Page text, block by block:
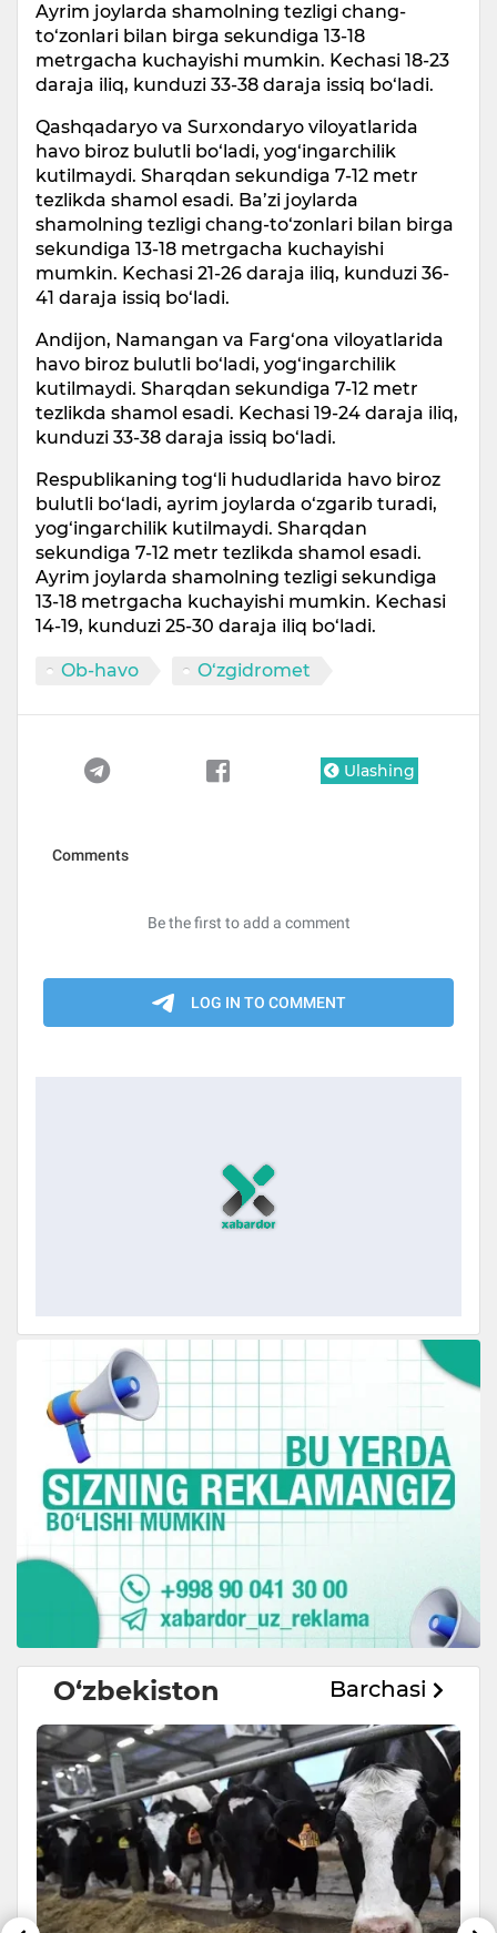
Ayrim joylarda shamolning tezligi chang-
to‘zonlari bilan birga sekundiga 13-18
metrgacha kuchayishi mumkin. Kechasi 18-23
daraja iliq, kunduzi 33-38 daraja issiq bo‘ladi.
Qashqadaryo va Surxondaryo viloyatlarida
havo biroz bulutli bo‘ladi, yog‘ingarchilik
kutilmaydi. Sharqdan sekundiga 7-12 metr
tezlikda shamol esadi. Ba’zi joylarda
shamolning tezligi chang-to‘zonlari bilan birga
sekundiga 13-18 metrgacha kuchayishi
mumkin. Kechasi 21-26 daraja iliq, kunduzi 36-
41 daraja issiq bo‘ladi.
Andijon, Namangan va Farg‘ona viloyatlarida
havo biroz bulutli bo‘ladi, yog‘ingarchilik
kutilmaydi. Sharqdan sekundiga 7-12 metr
tezlikda shamol esadi. Kechasi 19-24 daraja iliq,
kunduzi 33-38 daraja issiq bo‘ladi.
Respublikaning tog‘li hududlarida havo biroz
bulutli bo‘ladi, ayrim joylarda o‘zgarib turadi,
yog‘ingarchilik kutilmaydi. Sharqdan
sekundiga 7-12 metr tezlikda shamol esadi.
Ayrim joylarda shamolning tezligi sekundiga
13-18 metrgacha kuchayishi mumkin. Kechasi
14-19, kunduzi 25-30 daraja iliq bo‘ladi.
Ob-havo O‘zgidromet
Ulashing
O‘zbekiston Barchasi